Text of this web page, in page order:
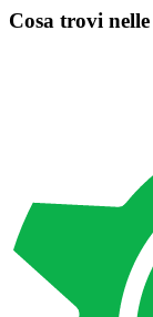
Cosa trovi